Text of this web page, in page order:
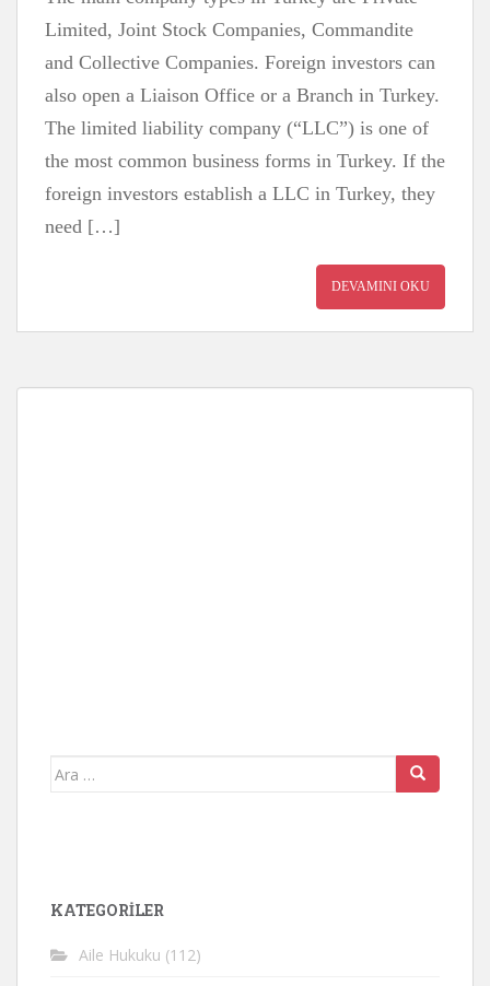
Limited, Joint Stock Companies, Commandite
and Collective Companies. Foreign investors can
also open a Liaison Office or a Branch in Turkey.
The limited liability company (“LLC”) is one of
the most common business forms in Turkey. If the
foreign investors establish a LLC in Turkey, they
need […]
DEVAMINI OKU
Arama
KATEGORİLER
Aile Hukuku (112)